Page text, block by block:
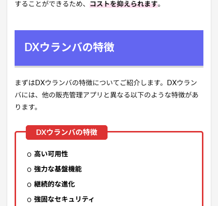
することができるため、 コストを抑えられます。
DXウランバの特徴
まずはDXウランバの特徴についてご紹介します。DXウラン
バには、他の販売管理アプリと異なる以下のような特徴があ
ります。
高い可用性
強力な基盤機能
継続的な進化
強固なセキュリティ